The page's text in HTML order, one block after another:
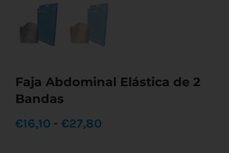
Faja Abdominal Elástica de 2
Bandas
€16,10 - €27,80